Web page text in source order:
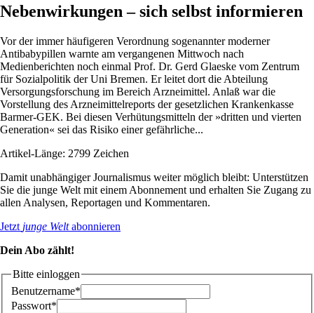
Nebenwirkungen – sich selbst informieren
Vor der immer häufigeren Verordnung sogenannter moderner
Antibabypillen warnte am vergangenen Mittwoch nach
Medienberichten noch einmal Prof. Dr. Gerd Glaeske vom Zentrum
für Sozialpolitik der Uni Bremen. Er leitet dort die Abteilung
Versorgungsforschung im Bereich Arzneimittel. Anlaß war die
Vorstellung des Arzneimittelreports der gesetzlichen Krankenkasse
Barmer-GEK. Bei diesen Verhütungsmitteln der »dritten und vierten
Generation« sei das Risiko einer gefährliche...
Artikel-Länge: 2799 Zeichen
Damit unabhängiger Journalismus weiter möglich bleibt: Unterstützen
Sie die junge Welt mit einem Abonnement und erhalten Sie Zugang zu
allen Analysen, Reportagen und Kommentaren.
Jetzt junge Weltabonnieren
Dein Abo zählt!
Bitte einloggen
Benutzername*
Passwort*